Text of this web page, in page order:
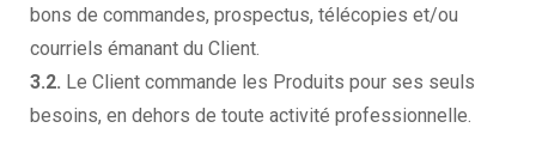
bons de commandes, prospectus, télécopies et/ou
courriels émanant du Client.
3.2. Le Client commande les Produits pour ses seuls
besoins, en dehors de toute activité professionnelle.